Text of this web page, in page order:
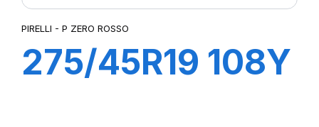
PIRELLI - P ZERO ROSSO
275/45R19 108Y